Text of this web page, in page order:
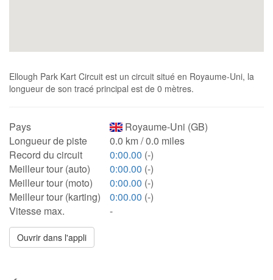
Ellough Park Kart Circuit est un circuit situé en Royaume-Uni, la
longueur de son tracé principal est de 0 mètres.
Pays
Royaume-Uni (GB)
Longueur de piste
0.0 km / 0.0 miles
Record du circuit
0:00.00 (-)
Meilleur tour (auto)
0:00.00 (-)
Meilleur tour (moto)
0:00.00 (-)
Meilleur tour (karting)
0:00.00 (-)
Vitesse max.
-
Ouvrir dans l'appli